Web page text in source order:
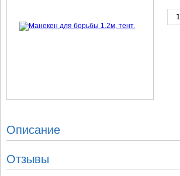
Описание
Отзывы